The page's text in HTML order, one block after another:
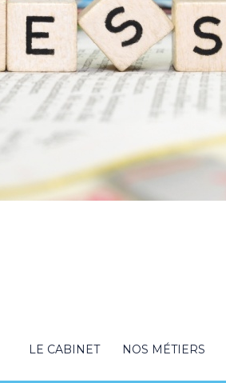
Footer
LE CABINET NOS MÉTIERS